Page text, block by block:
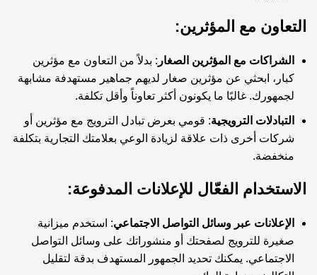
التعاون مع المؤثرين:
الشراكات مع المؤثرين الصغار : بدلاً من التعاون مع مؤثرين
كبار، ابحثي عن مؤثرين صغار لديهم جماهير مستهدفة مشابهة
لجمهورك. غالبًا ما يكونون أكثر تعاوناً وأقل تكلفة.
التبادلات الترويجية: قومي بعرض تبادل الترويج مع مؤثرين أو
شركات أخرى ذات علاقة لزيادة الوعي بعلامتك التجارية بتكلفة
منخفضة.
الاستخدام الفعّال للإعلانات المدفوعة:
الإعلانات عبر وسائل التواصل الاجتماعي: استخدم ميزانية
صغيرة للترويج لصفحتك أو منشوراتك على وسائل التواصل
الاجتماعي. يمكنك تحديد الجمهور المستهدف بدقة لتقليل